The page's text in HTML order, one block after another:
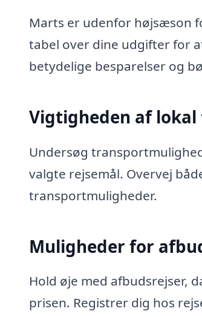
Marts er udenfor højsæson
tabel over dine udgifter for
betydelige besparelser og
Vigtigheden af
Undersøg
valgte rejsemål. Overvej
transportmuligheder.
Muligheder for
Hold øje med afbudsrejser,
prisen. Registrer dig hos